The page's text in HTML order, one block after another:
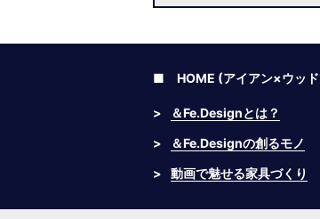
■ HOME (アイアン×ウッド
>
＆Fe.Designとは？
>
＆Fe.Designの創るモノ
>
動画で魅せる家具づくり